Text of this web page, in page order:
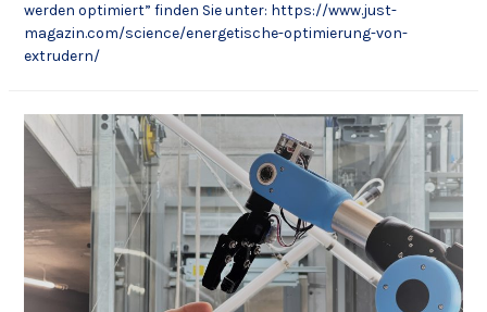
werden optimiert” finden Sie unter: https://www.just-
magazin.com/science/energetische-optimierung-von-
extrudern/